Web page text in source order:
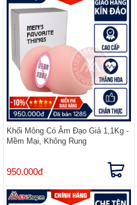
Khối Mông Có Âm Đạo Giả 1,1Kg -
Mềm Mại, Không Rung
950.000đ